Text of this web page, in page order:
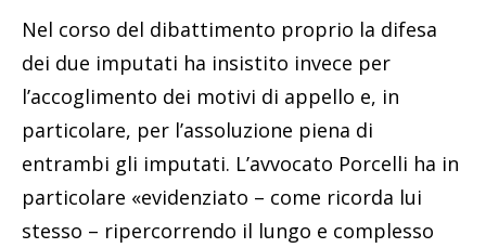
Nel corso del dibattimento proprio la difesa
dei due imputati ha insistito invece per
l’accoglimento dei motivi di appello e, in
particolare, per l’assoluzione piena di
entrambi gli imputati. L’avvocato Porcelli ha in
particolare «evidenziato – come ricorda lui
stesso – ripercorrendo il lungo e complesso